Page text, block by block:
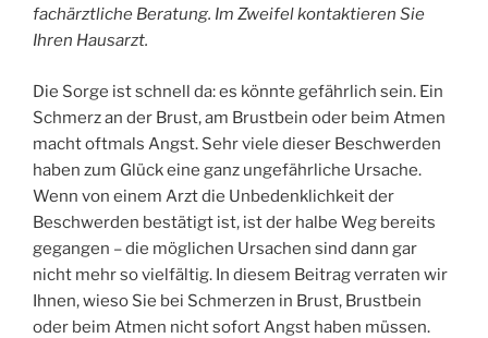
fachärztliche Beratung. Im Zweifel kontaktieren Sie
Ihren Hausarzt.
Die Sorge ist schnell da: es könnte gefährlich sein. Ein
Schmerz an der Brust, am Brustbein oder beim Atmen
macht oftmals Angst. Sehr viele dieser Beschwerden
haben zum Glück eine ganz ungefährliche Ursache.
Wenn von einem Arzt die Unbedenklichkeit der
Beschwerden bestätigt ist, ist der halbe Weg bereits
gegangen – die möglichen Ursachen sind dann gar
nicht mehr so vielfältig. In diesem Beitrag verraten wir
Ihnen, wieso Sie bei Schmerzen in Brust, Brustbein
oder beim Atmen nicht sofort Angst haben müssen.